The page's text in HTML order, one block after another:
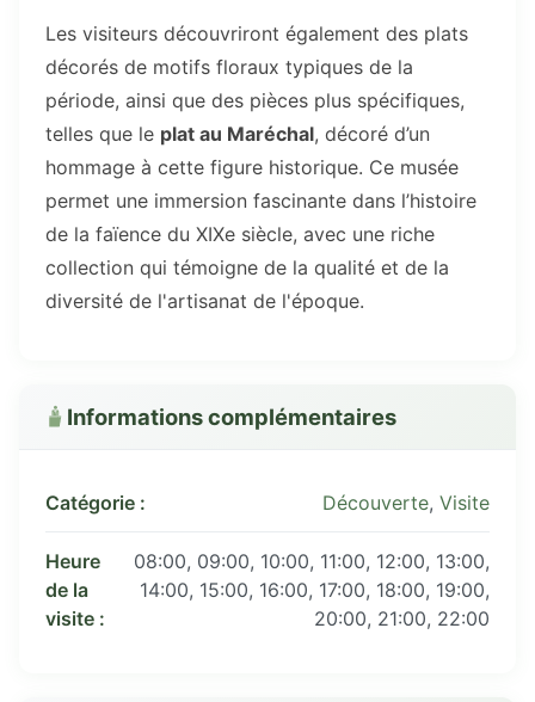
Les visiteurs découvriront également des plats
décorés de motifs floraux typiques de la
période, ainsi que des pièces plus spécifiques,
telles que le plat au Maréchal, décoré d’un
hommage à cette figure historique. Ce musée
permet une immersion fascinante dans l’histoire
de la faïence du XIXe siècle, avec une riche
collection qui témoigne de la qualité et de la
diversité de l'artisanat de l'époque.
Informations complémentaires
Catégorie : Découverte, Visite
Heure
de la
visite :
08:00, 09:00, 10:00, 11:00, 12:00, 13:00,
14:00, 15:00, 16:00, 17:00, 18:00, 19:00,
20:00, 21:00, 22:00